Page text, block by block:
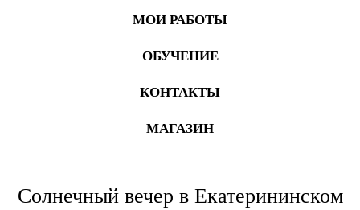
МОИ РАБОТЫ
ОБУЧЕНИЕ
КОНТАКТЫ
МАГАЗИН
Солнечный вечер в Екатерининском